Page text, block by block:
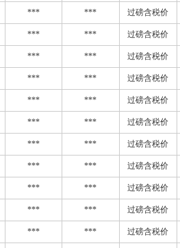
*** *** 过磅含税价
*** *** 过磅含税价
*** *** 过磅含税价
*** *** 过磅含税价
*** *** 过磅含税价
*** *** 过磅含税价
*** *** 过磅含税价
*** *** 过磅含税价
*** *** 过磅含税价
*** *** 过磅含税价
*** *** 过磅含税价